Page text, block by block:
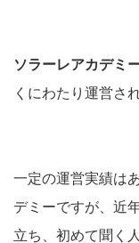
ソラーレアカデミ
くにわたり運営さ
一定の運営実績は
デミーですが、近
立ち、初めて聞く